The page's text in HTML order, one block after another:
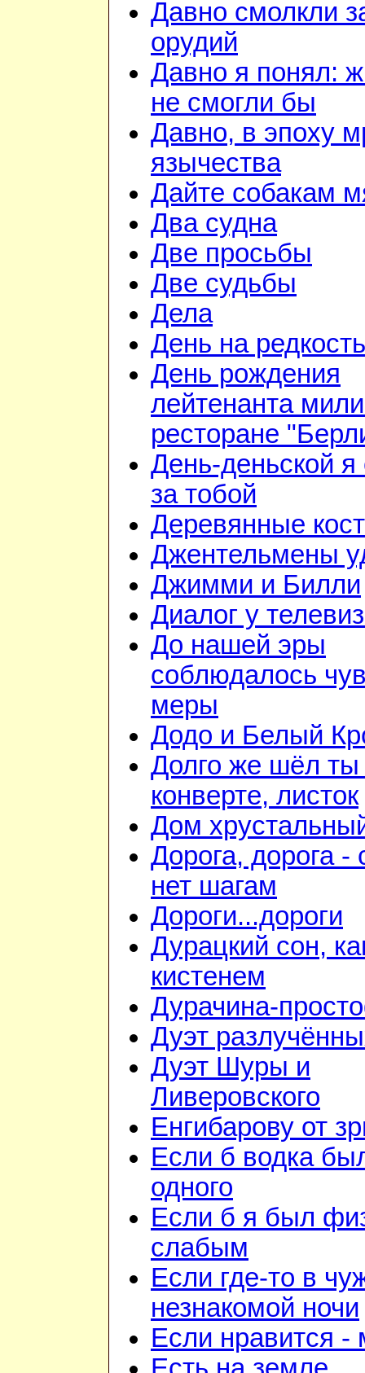
Давно смолкли
орудий
Давно я понял:
не смогли бы
Давно, в эпоху
язычества
Дайте собакам
Два судна
Две просьбы
Две судьбы
Дела
День на редкость
День рождения
лейтенанта
ресторане
День-деньской я
за тобой
Деревянные
Джентельмены
Джимми и Билли
Диалог у
До нашей эры
соблюдалось
меры
Додо и Белый
Долго же шёл ты
конверте, листок
Дом
Дорога, дорога -
нет шагам
Дороги...дороги
Дурацкий сон,
кистенем
Дурачина-
Дуэт
Дуэт Шуры и
Ливеровского
Енгибарову от
Если б водка
одного
Если б я был
слабым
Если где-то в
незнакомой ночи
Если нравится -